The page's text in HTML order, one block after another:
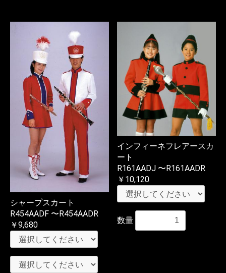
シャープスカート
R454AADF 〜R454AADR
￥9,680
インフィーネフレアースカ
ート
R161AADJ 〜R161AADR
￥10,120
数量